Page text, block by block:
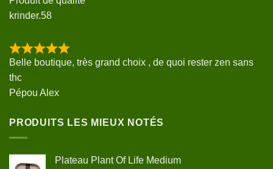
krinder.58
Belle boutique, très grand choix , de quoi rester zen sans
thc
Pépou Alex
PRODUITS LES MIEUX NOTÉS
Plateau Plant Of Life Medium